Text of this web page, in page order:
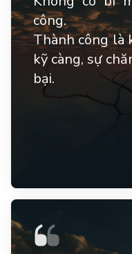
công.
Thành công là
kỹ càng, sự
bại.